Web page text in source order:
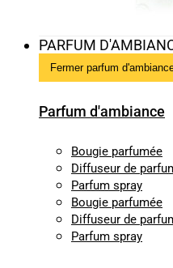
PARFUM
Fermer parfum
Parfum d'ambiance
Bougie parfumée
Diffuseur de
Parfum spray
Bougie parfumée
Diffuseur de
Parfum spray